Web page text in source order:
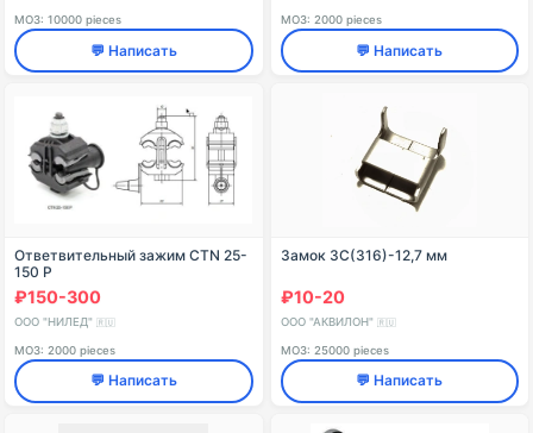
МОЗ: 10000 pieces
💬 Написать
МОЗ: 2000 pieces
💬 Написать
Ответвительный зажим CTN 25-
150 P
₽150-300
ООО "НИЛЕД" 🇷🇺
МОЗ: 2000 pieces
💬 Написать
Замок ЗС(316)-12,7 мм
₽10-20
ООО "АКВИЛОН" 🇷🇺
МОЗ: 25000 pieces
💬 Написать